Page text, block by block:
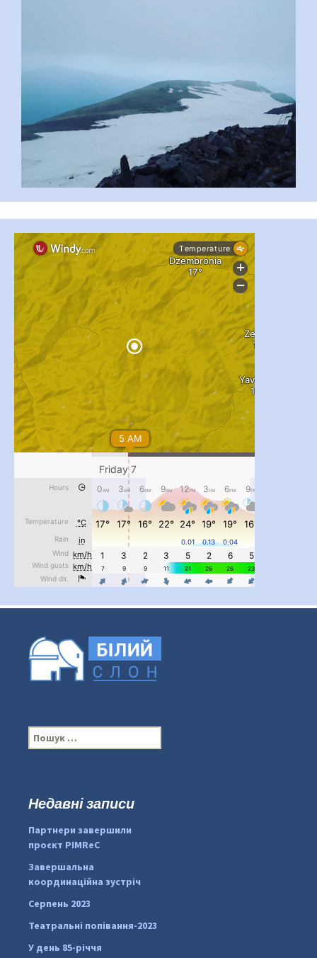
...
pimrec_project
#PipIvanToday...
pimrec_project
#PipIvanToday
pimrec_project
П
о
:Недавні записи
Партнери завершили
проєкт PIMReC
Завершальна
координаційна зустріч
Серпень 2023
Театральні попівання-2023
У день 85-річчя